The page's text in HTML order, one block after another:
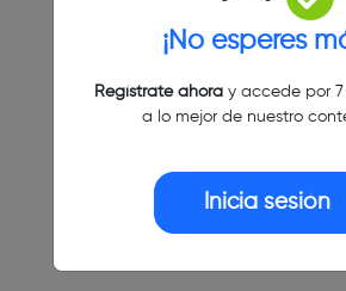
¡No esperes
Regístrate ahoray accede por 7
a lo mejor de nuestro
Inicia sesión